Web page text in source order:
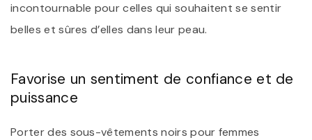
incontournable pour celles qui souhaitent se sentir
belles et sûres d’elles dans leur peau.
Favorise un sentiment de confiance et de
puissance
Porter des sous-vêtements noirs pour femmes